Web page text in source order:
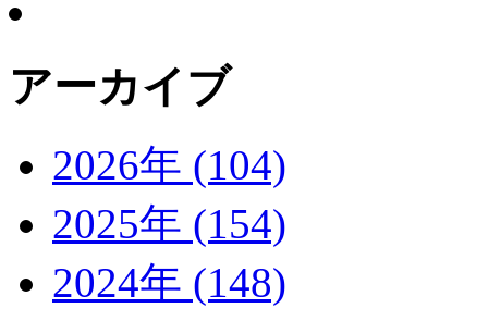
アーカイブ
2026年 (104)
2025年 (154)
2024年 (148)